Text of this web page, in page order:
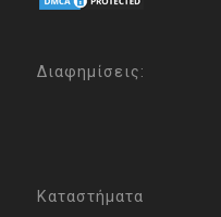
Διαφημίσεις:
Καταστήματα